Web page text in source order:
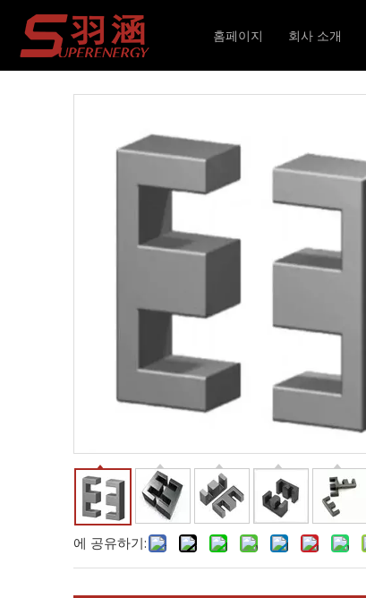
홈페이지 회사 소개
현재 위치: 홈페이지
에 공유하기: